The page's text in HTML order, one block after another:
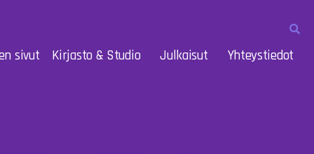
sivut Kirjasto & Studio Julkaisut Yhteystiedot